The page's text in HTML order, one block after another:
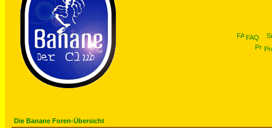
FAQ
Die Banane Foren-Übersicht